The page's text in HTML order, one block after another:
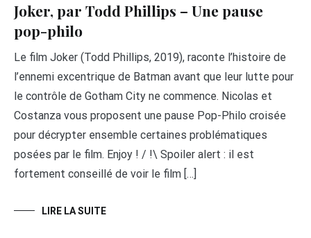
Joker, par Todd Phillips – Une pause
pop-philo
Le film Joker (Todd Phillips, 2019), raconte l’histoire de
l’ennemi excentrique de Batman avant que leur lutte pour
le contrôle de Gotham City ne commence. Nicolas et
Costanza vous proposent une pause Pop-Philo croisée
pour décrypter ensemble certaines problématiques
posées par le film. Enjoy ! / !\ Spoiler alert : il est
fortement conseillé de voir le film […]
LIRE LA SUITE